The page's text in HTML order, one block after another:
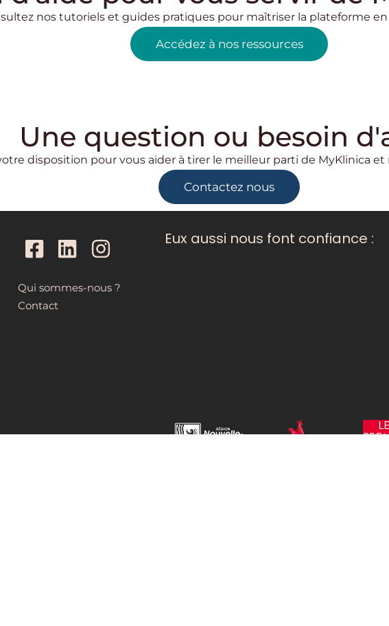
nos tutoriels et guides pratiques pour maîtriser la plateforme
Accédez à nos ressources
Une question ou besoin
disposition pour vous aider à tirer le meilleur parti de MyKlinica
Contactez nous
Qui sommes-nous ?
Contact
Eux aussi nous font confiance :